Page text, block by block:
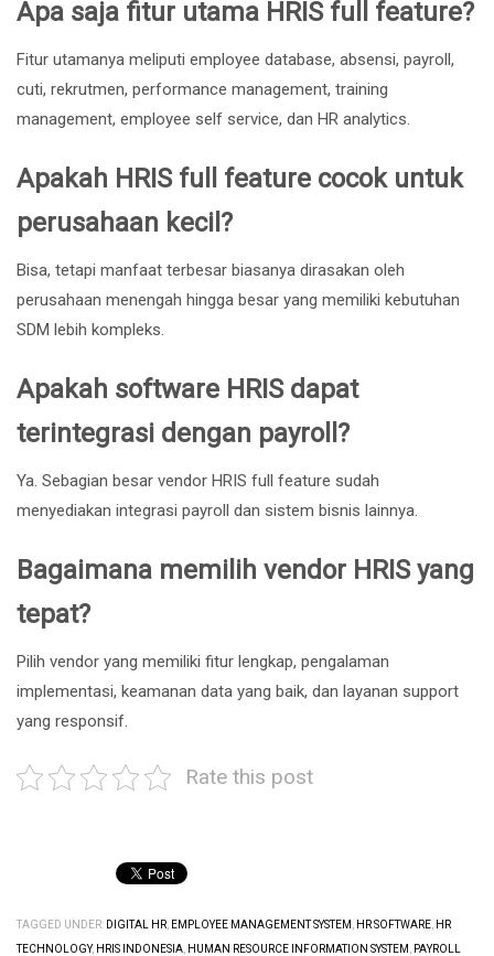
Apa saja fitur utama HRIS full feature?
Fitur utamanya meliputi employee database, absensi, payroll,
cuti, rekrutmen, performance management, training
management, employee self service, dan HR analytics.
Apakah HRIS full feature cocok untuk
perusahaan kecil?
Bisa, tetapi manfaat terbesar biasanya dirasakan oleh
perusahaan menengah hingga besar yang memiliki kebutuhan
SDM lebih kompleks.
Apakah software HRIS dapat
terintegrasi dengan payroll?
Ya. Sebagian besar vendor HRIS full feature sudah
menyediakan integrasi payroll dan sistem bisnis lainnya.
Bagaimana memilih vendor HRIS yang
tepat?
Pilih vendor yang memiliki fitur lengkap, pengalaman
implementasi, keamanan data yang baik, dan layanan support
yang responsif.
Rate this post
TAGGED UNDER: DIGITAL HR EMPLOYEE MANAGEMENT SYSTEM HR SOFTWARE HR
TECHNOLOGY, HRIS INDONESIA HUMAN RESOURCE INFORMATION SYSTEM
PAYROLL